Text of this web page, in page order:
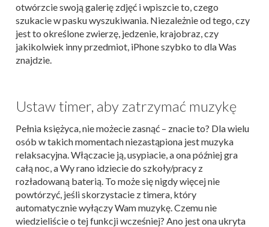
otwórzcie swoją galerię zdjęć i wpiszcie to, czego
szukacie w pasku wyszukiwania. Niezależnie od tego, czy
jest to określone zwierzę, jedzenie, krajobraz, czy
jakikolwiek inny przedmiot, iPhone szybko to dla Was
znajdzie.
Ustaw timer, aby zatrzymać muzykę
Pełnia księżyca, nie możecie zasnąć – znacie to? Dla wielu
osób w takich momentach niezastąpiona jest muzyka
relaksacyjna. Włączacie ją, usypiacie, a ona później gra
całą noc, a Wy rano idziecie do szkoły/pracy z
rozładowaną baterią. To może się nigdy więcej nie
powtórzyć, jeśli skorzystacie z timera, który
automatycznie wyłączy Wam muzykę. Czemu nie
wiedzieliście o tej funkcji wcześniej? Ano jest ona ukryta